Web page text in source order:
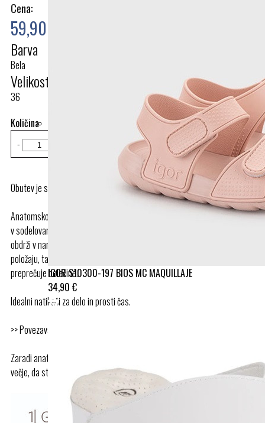
IGOR S10300-197 BIOS MC MAQUILLAJE
34,90 €
Cena:
59,90 €
Barva
Bela
Velikost
36
Količina
-
Dodaj v košarico
Obutev je skladna s certifikatom EN ISO 20347.
Anatomsko oblikovan podplat je ustvarjen
v sodelovanju z ortopedskimi strokovnjaki. Omogoča, da se stopalo
obdrži v naravnem
položaju, ta pa zagotavlja boljšo držo, pravilno lego hrbtenice in
preprečuje bolečine.
Idealni natikači za delo in prosti čas.
>> Povezava do dokumenta s certifikatom <<
Zaradi anatomsko oblikovanega podplata, priporočamo eno številko
večje, da stopalo sede v podplatno korito.